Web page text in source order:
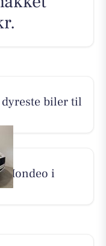
dyreste biler til
Mondeo i